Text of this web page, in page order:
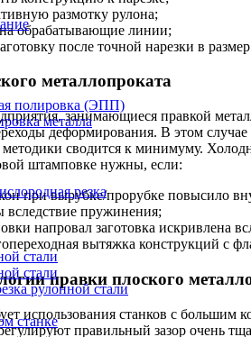
полировка (ЭПП)
металла
резка
стали
стали
рулонной стали
станке
размотку рулона;
обрабатывающие линии;
после точной нарезки в
металлопроката
занимающиеся правкой
деформирования. В этом случае
методики сводится к минимуму.
штамповке нужны, если:
при вырубке/прорубке повысило
вследствие пружинения;
напровал заготовка искривлена
вытяжка конструкций с
правки плоского
использования станков с большим
правильный зазор очень